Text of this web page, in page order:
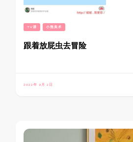
TV课 小熊美术
跟着放屁虫去冒险
2022年 9月 2日